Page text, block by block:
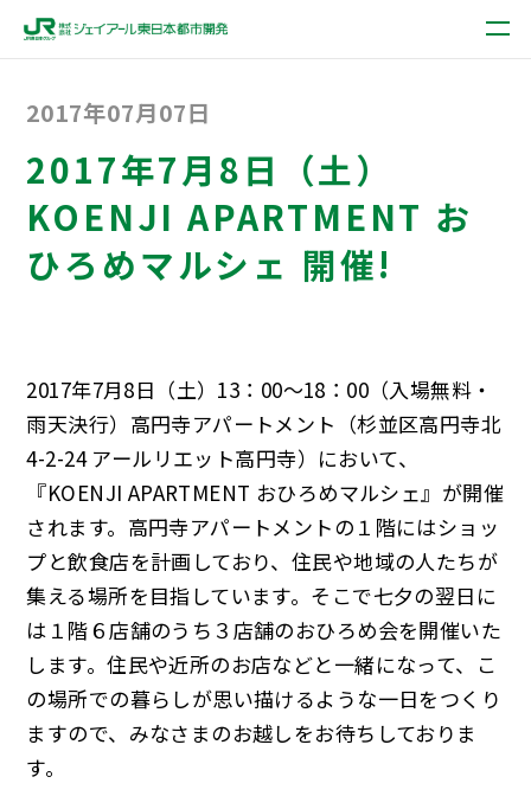
2017年07月07日
2017年7月8日（土）
KOENJI APARTMENT お
ひろめマルシェ 開催!
2017年7月8日（土）13：00～18：00（入場無料・
雨天決行）高円寺アパートメント（杉並区高円寺北
4-2-24 アールリエット高円寺）において、
『KOENJI APARTMENT おひろめマルシェ』が開催
されます。高円寺アパートメントの１階にはショッ
プと飲食店を計画しており、住民や地域の人たちが
集える場所を目指しています。そこで七夕の翌日に
は１階６店舗のうち３店舗のおひろめ会を開催いた
します。住民や近所のお店などと一緒になって、こ
の場所での暮らしが思い描けるような一日をつくり
ますので、みなさまのお越しをお待ちしておりま
す。